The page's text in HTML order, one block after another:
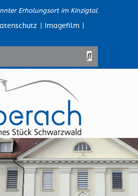
Erholungsort im Kinzigtal
| Imagefilm |